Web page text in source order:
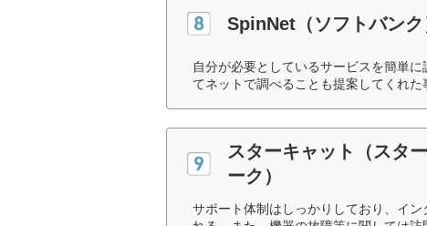
SpinNet（ソフトバンク
自分が必要としているサービスを簡単
てネットで調べることも提案してくれた
スターキャット（スタ
ーク）
サポート体制はしっかりしており、イ